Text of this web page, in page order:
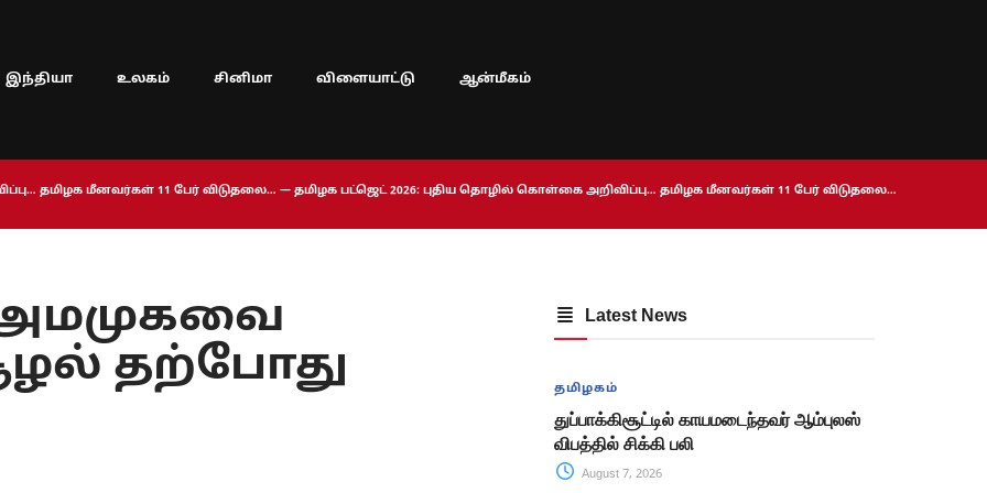
இந்தியா உலகம் சினிமா விளையாட்டு ஆன்மீகம்
தமிழக மீனவர்கள் 11 பேர் விடுதலை… — தமிழக பட்ஜெட் 2026: புதிய தொழில் கொள்கை அறிவிப்பு… தமிழக மீனவர்கள் 11 பேர் விடுதலை…
அமமுகவை
தற்போது
Latest News
தமிழகம்
துப்பாக்கிசூட்டில் காயமடைந்தவர் ஆம்புலஸ்
விபத்தில் சிக்கி பலி
August 7, 2026